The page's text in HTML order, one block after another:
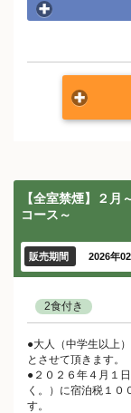
【全室禁煙】２
コース～
販売期間 2026年
2食付き
●大人（中学生以上
とさせて頂きます。
●２０２６年４月１
く。）に宿泊税１０
す。